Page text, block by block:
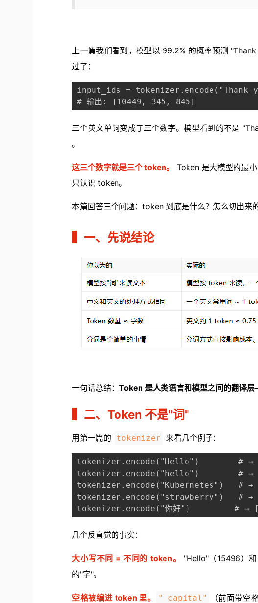
上一篇我们看到，模型以 99.2% 的概率预测
过了：
input_ids =
# 输出: [10449, 345, 845]
三个英文单词变成了三个数字。模型看到的不是
。
这三个数字就是三个 token。
Token 是大模型的最
只认识 token。
本篇回答三个问题：token 到底是什么？怎么切出来
一、先说结论
一句话总结：Token 是人类语言和模型之间的翻译
二、Token 不是"词"
用第一篇的 tokenizer 来看几个例子：
tokenizer.encode("Hello")        #
tokenizer.encode("hello")        # →
tokenizer.encode("Kubernetes")   # →
tokenizer.encode("strawberry")   #
tokenizer.encode("你好")         # →
几个反直觉的事实：
大小写不同 = 不同的 token。
"Hello"（15496）
的"字"。
空格被编进 token 里。 " capital" （前面带空